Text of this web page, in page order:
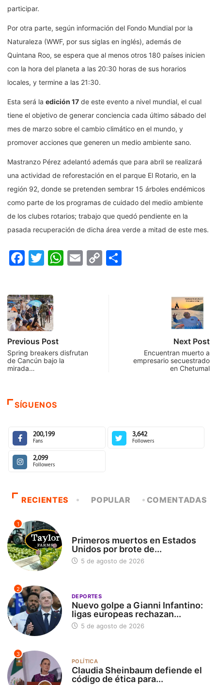
participar.
Por otra parte, según información del Fondo Mundial por la
Naturaleza (WWF, por sus siglas en inglés), además de
Quintana Roo, se espera que al menos otros 180 países inicien
con la hora del planeta a las 20:30 horas de sus horarios
locales, y termine a las 21:30.
Esta será la edición 17 de este evento a nivel mundial, el cual
tiene el objetivo de generar conciencia cada último sábado del
mes de marzo sobre el cambio climático en el mundo, y
promover acciones que generen un medio ambiente sano.
Mastranzo Pérez adelantó además que para abril se realizará
una actividad de reforestación en el parque El Rotario, en la
región 92, donde se pretenden sembrar 15 árboles endémicos
como parte de los programas de cuidado del medio ambiente
de los clubes rotarios; trabajo que quedó pendiente en la
pasada recuperación de dicha área verde a mitad de este mes.
Facebook
Twitter
WhatsApp
Email
Copy
Previous Post
Spring breakers disfrutan
de Cancún bajo la
mirada…
Next Post
Encuentran muerto a
empresario secuestrado
en Chetumal
SÍGUENOS
200,199
Fans
3,642
Followers
2,099
Followers
RECIENTES POPULAR COMENTADAS
1
Primeros muertos en Estados
Unidos por brote de...
5 de agosto de 2026
2
DEPORTES
Nuevo golpe a Gianni Infantino:
ligas europeas rechazan...
5 de agosto de 2026
3
POLÍTICA
Claudia Sheinbaum defiende el
código de ética para...